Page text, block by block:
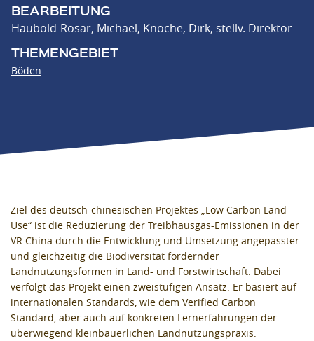
BEARBEITUNG
Haubold-Rosar, Michael, Knoche, Dirk, stellv. Direktor
THEMENGEBIET
Böden
Ziel des deutsch-chinesischen Projektes „Low Carbon Land
Use“ ist die Reduzierung der Treibhausgas-Emissionen in der
VR China durch die Entwicklung und Umsetzung angepasster
und gleichzeitig die Biodiversität fördernder
Landnutzungsformen in Land- und Forstwirtschaft. Dabei
verfolgt das Projekt einen zweistufigen Ansatz. Er basiert auf
internationalen Standards, wie dem Verified Carbon
Standard, aber auch auf konkreten Lernerfahrungen der
überwiegend kleinbäuerlichen Landnutzungspraxis.